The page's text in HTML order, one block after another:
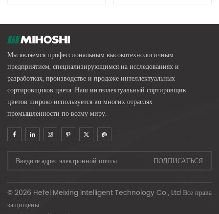
Мы являемся профессиональным высокотехнологичным
предприятием, специализирующимся на исследованиях и
разработках, производстве и продаже интеллектуальных
сортировщиков цвета. Наш интеллектуальный сортировщик
цветов широко используется во многих отраслях
промышленности по всему миру.
© 2026 Hefei Meixing Intelligent Technology Co., Ltd Все права
защищены .